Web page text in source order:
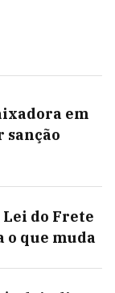
em
sanção
do Frete
o que muda